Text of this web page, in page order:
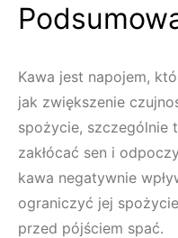
Kawa jest napojem,
jak zwiększenie
spożycie, szczególnie
zakłócać sen i
kawa negatywnie
ograniczyć jej
przed pójściem spać.